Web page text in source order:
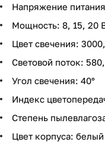
Напряжение
Мощность: 8, 15, 20
Цвет свечения:
Световой поток:
Угол свечения: 40°
Индекс
Степень
Цвет корпуса: